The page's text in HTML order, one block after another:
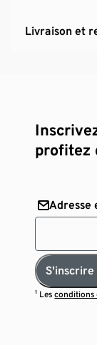
Livraison et
profitez
Adresse
¹ Lesconditions